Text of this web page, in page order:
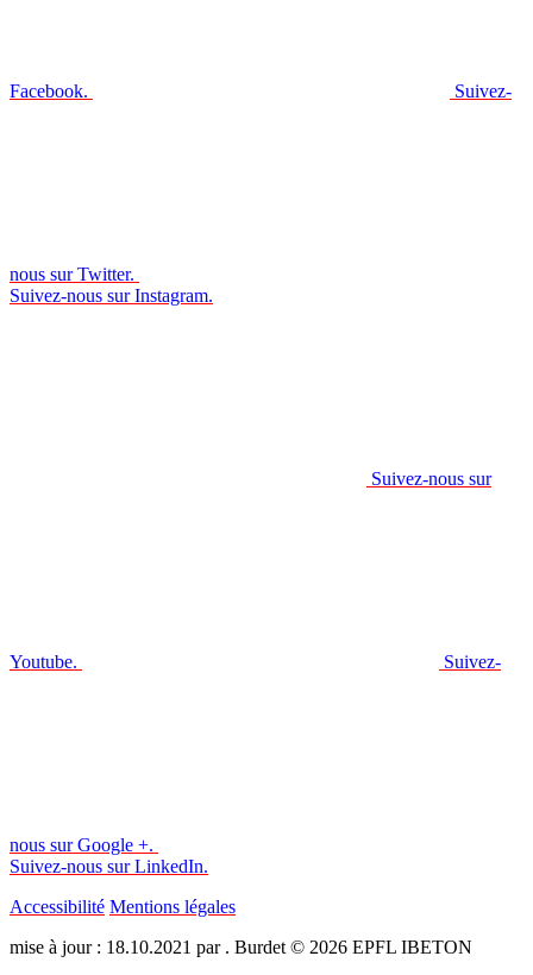
Facebook. Suivez-
nous sur Twitter.
Suivez-nous sur Instagram.
Suivez-nous sur
Youtube. Suivez-
nous sur Google +.
Suivez-nous sur LinkedIn.
Accessibilité Mentions légales
mise à jour : 18.10.2021 par . Burdet © 2026 EPFL IBETON